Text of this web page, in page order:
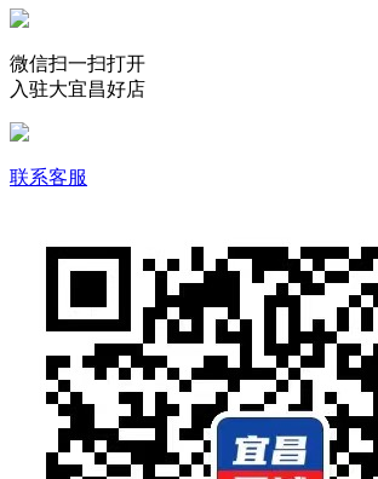
微信扫一扫打开
入驻大宜昌好店
联系客服